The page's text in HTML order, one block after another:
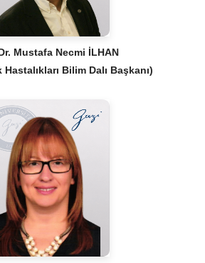
Mustafa Necmi İLHAN
Bilim Dalı Başkanı)